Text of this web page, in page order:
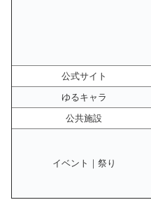
公式サイト
ゆるキャラ
公共施設
イベント｜祭り